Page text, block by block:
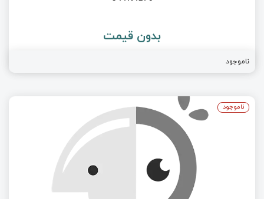
بدون قیمت
ناموجود
ناموجود